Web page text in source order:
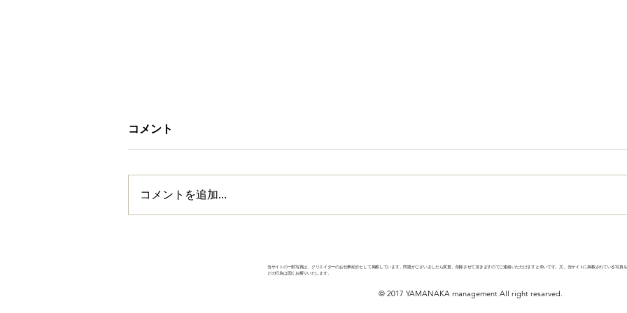
コメント
コメントを追加…
© 2017 YAMANAKA management All right resarved.
当サイトの一部写真は、クリエイターのお仕事紹介として掲載しています。問題がございましたら変更、削除させて頂きますのでご連絡いただけますと幸いです。又、当サイトに掲載されている写真
どの行為は固くお断りいたします。